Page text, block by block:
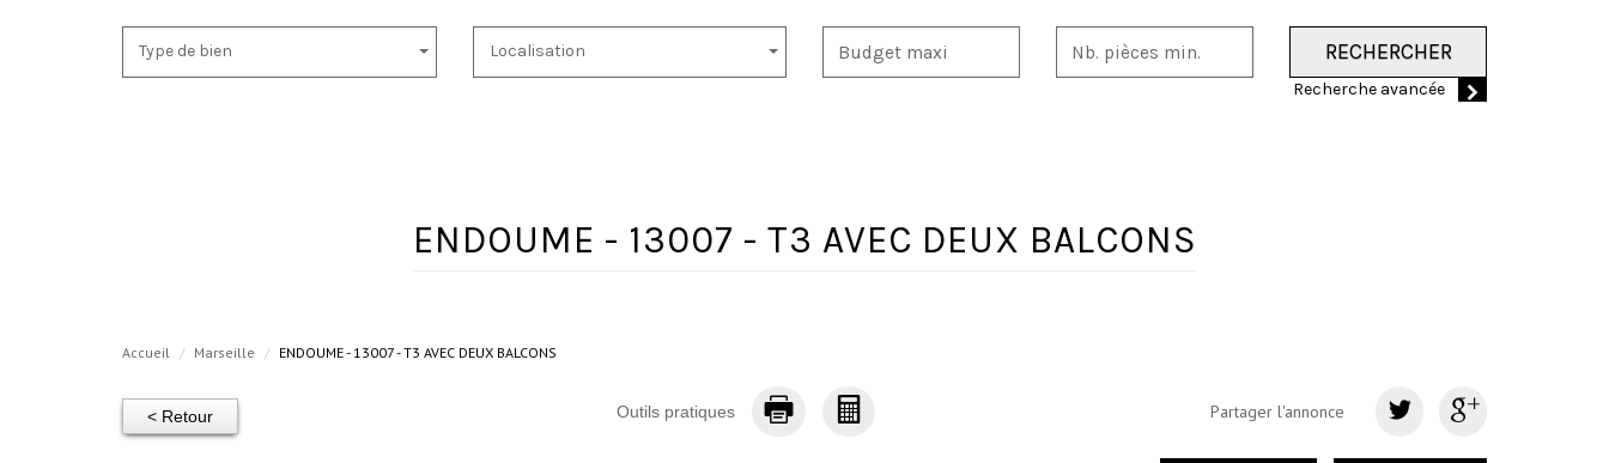
Type de bien Localisation RECHERCHER
Recherche avancée
ENDOUME - 13007 - T3 AVEC DEUX BALCONS
Accueil Marseille ENDOUME - 13007 - T3 AVEC DEUX BALCONS
< Retour Outils pratiques Partager l'annonce